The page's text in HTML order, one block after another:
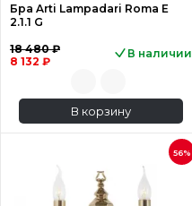
Бра Arti Lampadari Roma E
2.1.1 G
18 480 ₽
8 132 ₽
В наличии
В корзину
56%